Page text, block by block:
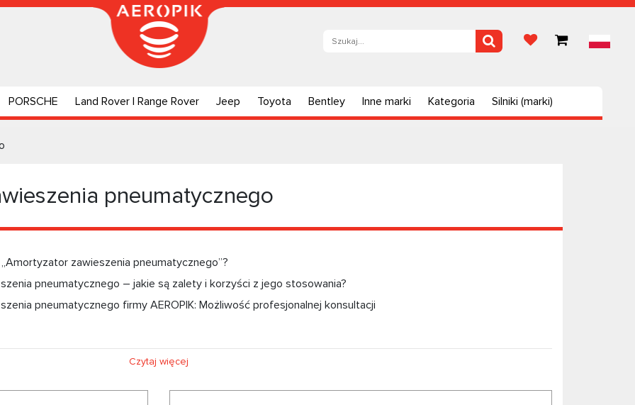
PORSCHE Land Rover | Range Rover Jeep Toyota Bentley Inne marki Kategoria Silniki (marki)
pneumatycznego
zawieszenia pneumatycznego”?
pneumatycznego – jakie są zalety i korzyści z jego stosowania?
pneumatycznego firmy AEROPIK: Możliwość profesjonalnej konsultacji
Czytaj więcej